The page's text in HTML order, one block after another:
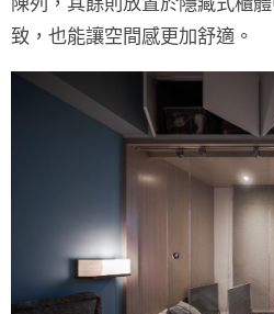
致，也能讓空間感更加舒適。